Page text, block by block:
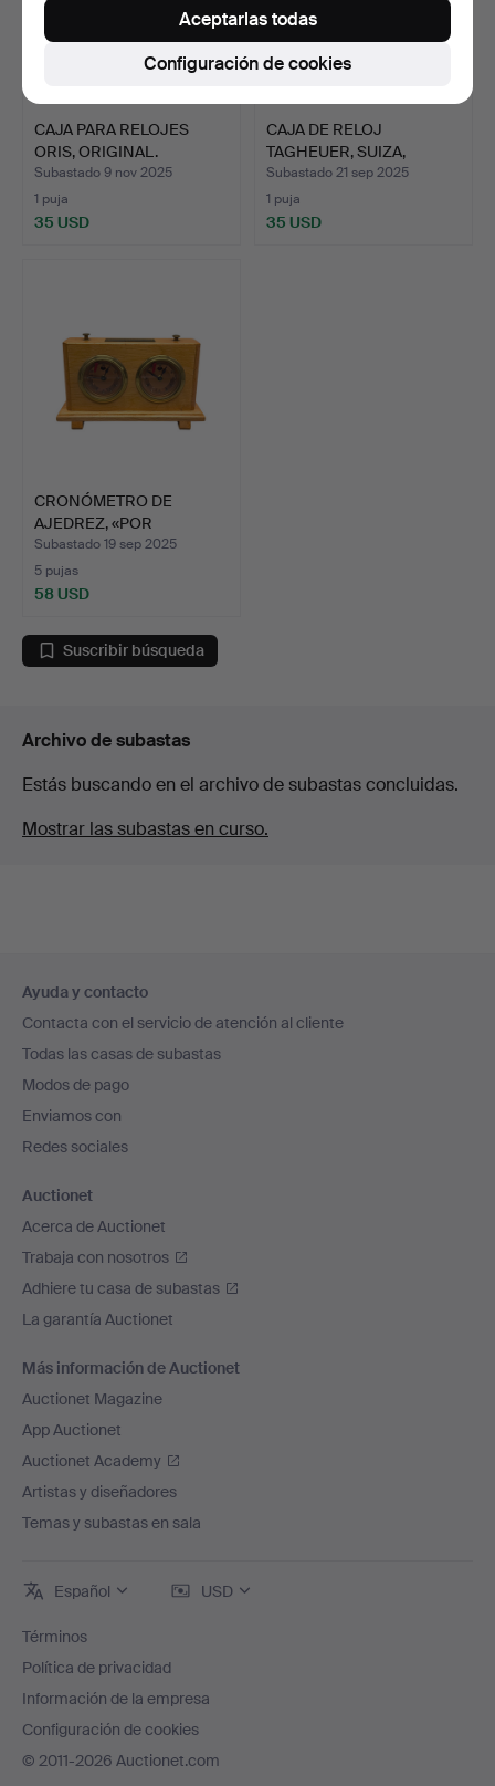
CAJA PARA RELOJES
ORIS, ORIGINAL.
Subastado 9 nov 2025
1 puja
35 USD
CAJA DE RELOJ
TAGHEUER, SUIZA,
ORIGINAL.
Subastado 21 sep 2025
1 puja
35 USD
CRONÓMETRO DE
AJEDREZ, «POR
GRANDES MÉRITO…
Subastado 19 sep 2025
5 pujas
58 USD
Suscribir búsqueda
Archivo de subastas
Estás buscando en el archivo de subastas concluidas.
Mostrar las subastas en curso.
en
el
pie
de
página
Ayuda y contacto
Contacta con el servicio de atención al cliente
Todas las casas de subastas
Modos de pago
Enviamos con
Redes sociales
Auctionet
Acerca de Auctionet
Trabaja con nosotros
Adhiere tu casa de subastas
La garantía Auctionet
Más información de Auctionet
Auctionet Magazine
App Auctionet
Auctionet Academy
Artistas y diseñadores
Temas y subastas en sala
Español USD
Términos
Política de privacidad
Información de la empresa
Configuración de cookies
© 2011-2026 Auctionet.com
Configuración de cookies
Aceptarlas todas